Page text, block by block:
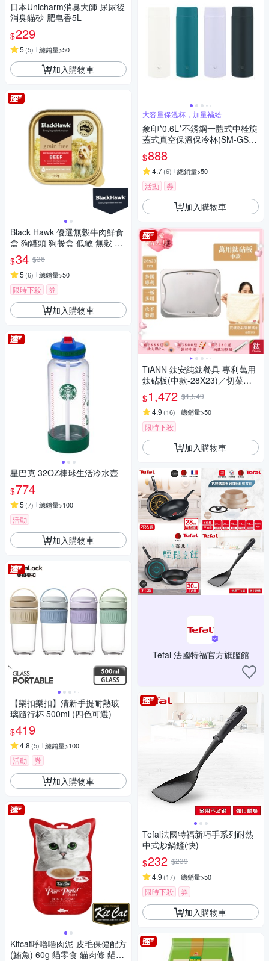
日本Unicharm消臭大師 尿尿後
消臭貓砂-肥皂香5L
$229
5 (5) 總銷量>50
加入購物車
Black Hawk 優選無穀牛肉鮮食
盒 狗罐頭 狗餐盒 低敏 無穀 適
口性佳
$34 $36
5 (6) 總銷量>50
限時下殺 券
加入購物車
星巴克 32OZ棒球生活冷水壺
$774
5 (7) 總銷量>100
活動
加入購物車
【樂扣樂扣】清新手提耐熱玻
璃隨行杯 500ml (四色可選)
$419
4.8 (5) 總銷量>100
活動 券
加入購物車
Kitcat呼嚕嚕肉泥-皮毛保健配方
(鮪魚) 60g 貓零食 貓肉條 貓肉
大容量保溫杯，加量補給
象印*0.6L*不銹鋼一體式中栓旋
蓋式真空保溫保冷杯(SM-GS6
0)(快)
$888
4.7(6) 總銷量>50
活動 券
加入購物車
TiANN 鈦安純鈦餐具 專利萬用
鈦砧板(中款-28X23)／切菜板
／砧盤／砧板／烘焙烤盤／露
營餐盤
$1,472 $1,549
4.9 (16) 總銷量>50
限時下殺
加入購物車
Tefal 法國特福官方旗艦館
Tefal法國特福新巧手系列耐熱
中式炒鍋鏟(快)
$232 $239
4.9 (17) 總銷量>50
限時下殺 券
加入購物車